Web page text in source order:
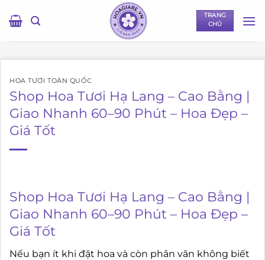
qua
TRANG
CHỦ
HOA TƯƠI TOÀN QUỐC
Shop Hoa Tươi Hạ Lang – Cao Bằng |
Giao Nhanh 60–90 Phút – Hoa Đẹp –
Giá Tốt
Shop Hoa Tươi Hạ Lang – Cao Bằng |
Giao Nhanh 60–90 Phút – Hoa Đẹp –
Giá Tốt
Nếu bạn ít khi đặt hoa và còn phân vân không biết